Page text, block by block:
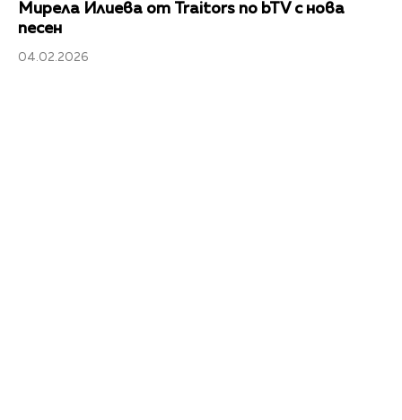
Мирела Илиева от Traitors по bTV с нова
песен
04.02.2026